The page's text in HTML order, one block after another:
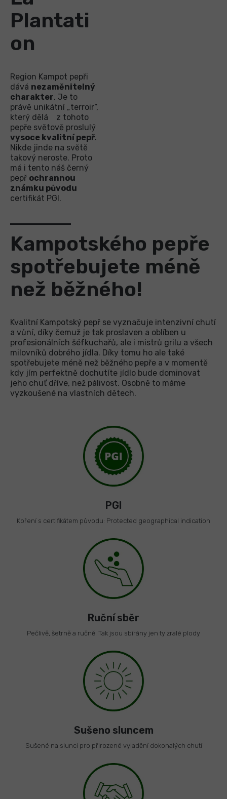
Plantati
on
Region Kampot pepři
dává nezaměnitelný
charakter. Je to
právě unikátní „terroir“,
který dělá z tohoto
pepře světově proslulý
vysoce kvalitní pepř.
Nikde jinde na světě
takový neroste. Proto
má i tento náš černý
pepř ochrannou
známku původu
certifikát PGI.
Kampotského pepře
spotřebujete méně
než běžného!
Kvalitní Kampotský pepř se vyznačuje intenzivní chutí
a vůní, díky čemuž je tak proslaven a oblíben u
profesionálních šéfkuchařů, ale i mistrů grilu a všech
milovníků dobrého jídla. Díky tomu ho ale také
spotřebujete méně než běžného pepře a v momentě
kdy jím perfektně dochutíte jídlo bude dominovat
jeho chuť dříve, než pálivost. Osobně to máme
vyzkoušené na vlastních dětech.
PGI
Koření s certifikátem původu: Protected geographical indication
Ruční sběr
Pečlivě, šetrně a ručně. Tak jsou sbírány jen ty zralé plody
Sušeno sluncem
Sušené na slunci pro přirozené vyladění dokonalých chutí